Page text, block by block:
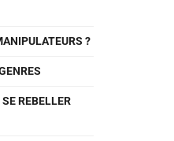
?
REBELLER